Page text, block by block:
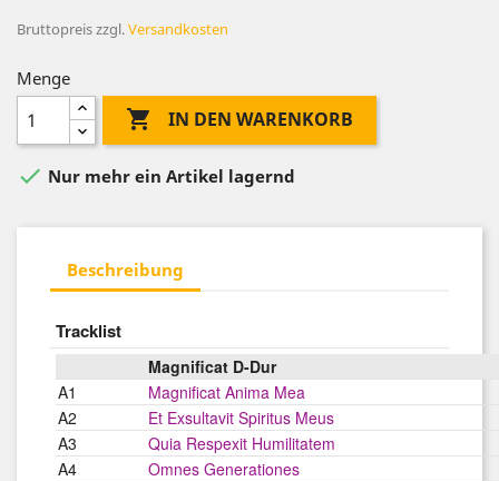
Bruttopreiszzgl.Versandkosten
Menge
 IN DEN WARENKORB
 Nur mehr ein Artikel lagernd
Beschreibung
Tracklist
Magnificat D-Dur
A1
Magnificat Anima Mea
A2
Et Exsultavit Spiritus Meus
A3
Quia Respexit Humilitatem
A4
Omnes Generationes